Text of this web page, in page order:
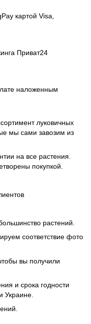
картой Visa,
Приват24
наложенным
луковичных
мы сами завозим из
на все растения.
покупкой.
растений.
соответствие фото
вы получили
и срока годности
Украине.